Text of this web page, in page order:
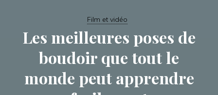
Film et vidéo
Les meilleures poses de
boudoir que tout le
monde peut apprendre